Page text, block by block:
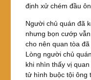
định xử chém đầu
Người chủ quán đã
nhưng bọn cướp
cho nên quan tòa
Lòng người chủ
khi nhìn thấy vị
tử hình buộc tội ông